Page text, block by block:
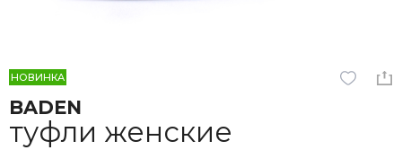
НОВИНКА
BADEN
туфли женские